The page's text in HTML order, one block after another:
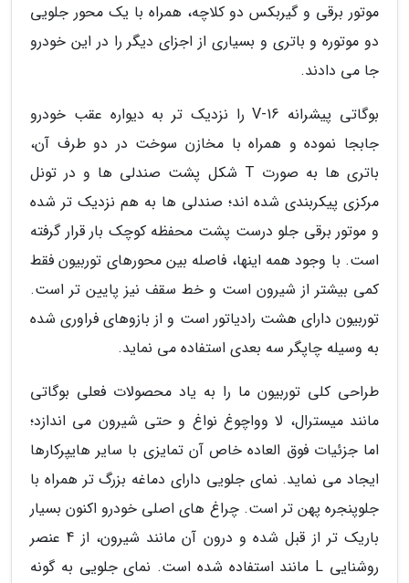
موتور برقی و گیربکس دو کلاچه، همراه با یک محور جلویی
دو موتوره و باتری و بسیاری از اجزای دیگر را در این خودرو
جا می دادند.
بوگاتی پیشرانه V-16 را نزدیک تر به دیواره عقب خودرو
جابجا نموده و همراه با مخازن سوخت در دو طرف آن،
باتری ها به صورت T شکل پشت صندلی ها و در تونل
مرکزی پیکربندی شده اند؛ صندلی ها به هم نزدیک تر شده
و موتور برقی جلو درست پشت محفظه کوچک بار قرار گرفته
است. با وجود همه اینها، فاصله بین محورهای توربیون فقط
کمی بیشتر از شیرون است و خط سقف نیز پایین تر است.
توربیون دارای هشت رادیاتور است و از بازوهای فراوری شده
به وسیله چاپگر سه بعدی استفاده می نماید.
طراحی کلی توربیون ما را به یاد محصولات فعلی بوگاتی
مانند میسترال، لا وواچوغ نواغ و حتی شیرون می اندازد؛
اما جزئیات فوق العاده خاص آن تمایزی با سایر هایپرکارها
ایجاد می نماید. نمای جلویی دارای دماغه بزرگ تر همراه با
جلوپنجره پهن تر است. چراغ های اصلی خودرو اکنون بسیار
باریک تر از قبل شده و درون آن مانند شیرون، از 4 عنصر
روشنایی L مانند استفاده شده است. نمای جلویی به گونه